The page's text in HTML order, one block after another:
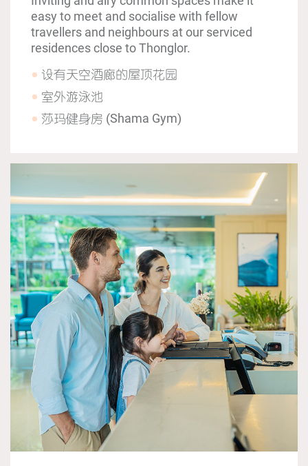
easy to meet and socialise with fellow
travellers and neighbours at our serviced
residences close to Thonglor.
设有天空酒廊的屋顶花园
室外游泳池
莎玛健身房 (Shama Gym)